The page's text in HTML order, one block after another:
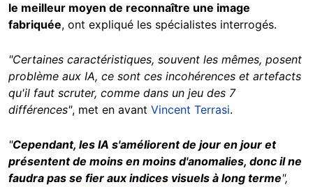
le meilleur moyen de reconnaître une image
fabriquée, ont expliqué les spécialistes interrogés.
"Certaines caractéristiques, souvent les mêmes, posent
problème aux IA, ce sont ces incohérences et artefacts
qu'il faut scruter, comme dans un jeu des 7
différences", met en avant Vincent Terrasi.
"Cependant, les IA s'améliorent de jour en jour et
présentent de moins en moins d'anomalies, donc il ne
faudra pas se fier aux indices visuels à long terme",